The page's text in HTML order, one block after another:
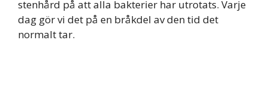
stenhård på att alla bakterier har utrotats. Varje
dag gör vi det på en bråkdel av den tid det
normalt tar.